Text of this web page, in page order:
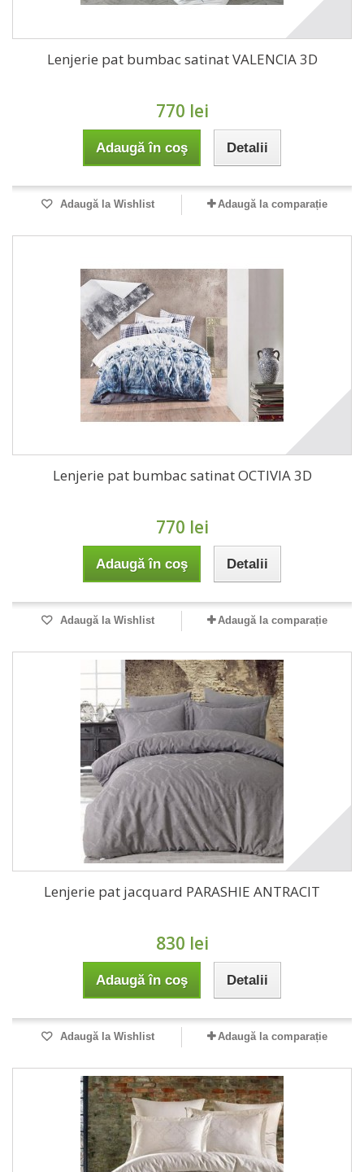
Lenjerie pat bumbac satinat VALENCIA 3D
770 lei
Adaugă în coş Detalii
Adaugă la Wishlist Adaugă la comparație
Lenjerie pat bumbac satinat OCTIVIA 3D
770 lei
Adaugă în coş Detalii
Adaugă la Wishlist Adaugă la comparație
Lenjerie pat jacquard PARASHIE ANTRACIT
830 lei
Adaugă în coş Detalii
Adaugă la Wishlist Adaugă la comparație